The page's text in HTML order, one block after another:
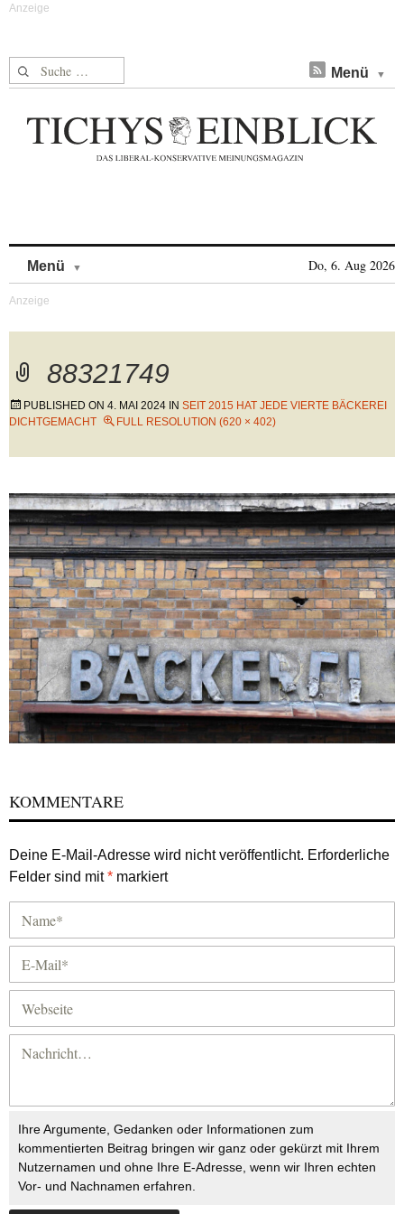
Suche nach: Menü
Menü Do, 6. Aug 2026
88321749
PUBLISHED ON 4. MAI 2024 IN SEIT 2015 HAT JEDE VIERTE BÄCKEREI
DICHTGEMACHT
FULL RESOLUTION (620 × 402)
KOMMENTARE
Deine E-Mail-Adresse wird nicht veröffentlicht. Erforderliche
Felder sind mit* markiert
Ihre Argumente, Gedanken oder Informationen zum
kommentierten Beitrag bringen wir ganz oder gekürzt mit Ihrem
Nutzernamen und ohne Ihre E-Adresse, wenn wir Ihren echten
Vor- und Nachnamen erfahren.